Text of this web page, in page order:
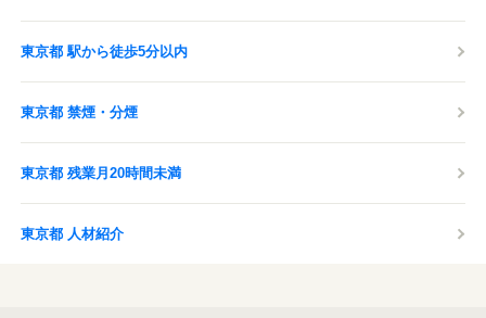
東京都 駅から徒歩5分以内
東京都 禁煙・分煙
東京都 残業月20時間未満
東京都 人材紹介